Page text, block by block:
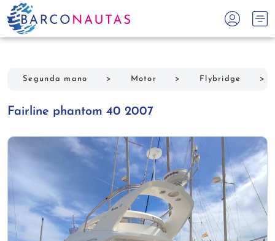
Segunda mano > Motor > Flybridge >
Fairline phantom 40 2007